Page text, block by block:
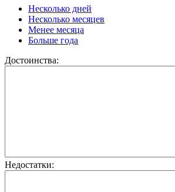
Несколько дней
Несколько месяцев
Менее месяца
Больше года
Достоинства:
Недостатки: